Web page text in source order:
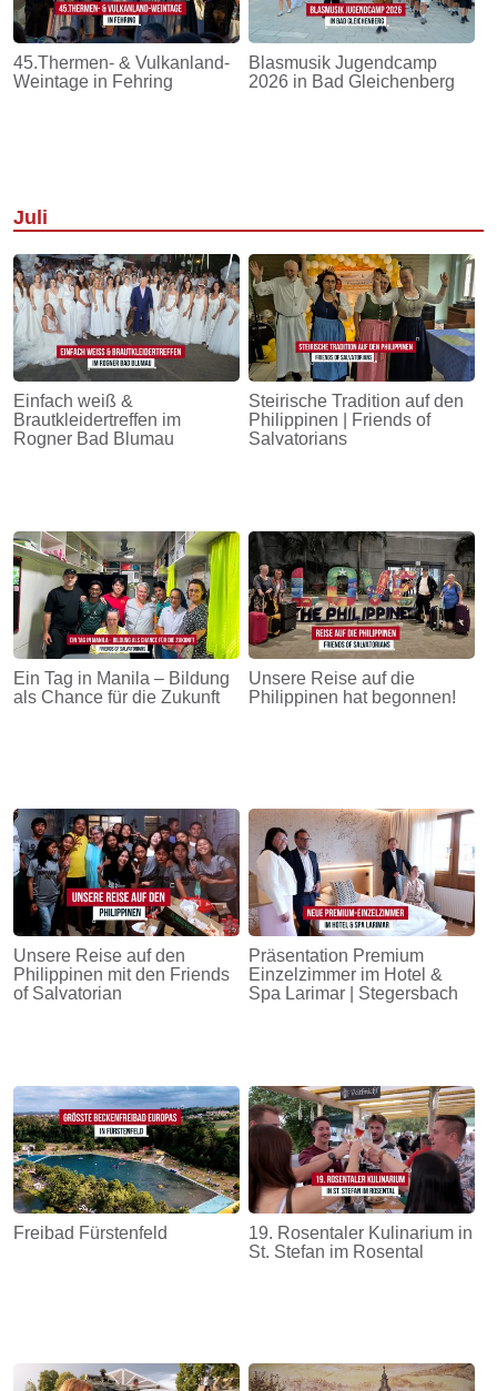
45.Thermen- & Vulkanland-
Weintage in Fehring
Blasmusik Jugendcamp
2026 in Bad Gleichenberg
Juli
Einfach weiß &
Brautkleidertreffen im
Rogner Bad Blumau
Steirische Tradition auf den
Philippinen | Friends of
Salvatorians
Ein Tag in Manila – Bildung
als Chance für die Zukunft
Unsere Reise auf die
Philippinen hat begonnen!
Unsere Reise auf den
Philippinen mit den Friends
of Salvatorian
Präsentation Premium
Einzelzimmer im Hotel &
Spa Larimar | Stegersbach
Freibad Fürstenfeld
19. Rosentaler Kulinarium in
St. Stefan im Rosental